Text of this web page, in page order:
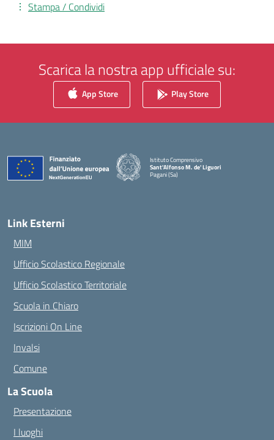
Stampa / Condividi
Scarica la nostra app ufficiale su:
App Store Play Store
Istituto Comprensivo
Sant'Alfonso M. de' Liguori
Pagani (Sa)
— Visita la pagina iniziale della scuola
Link Esterni
MIM
Ufficio Scolastico Regionale
Ufficio Scolastico Territoriale
Scuola in Chiaro
Iscrizioni On Line
Invalsi
Comune
La Scuola
Presentazione
I luoghi